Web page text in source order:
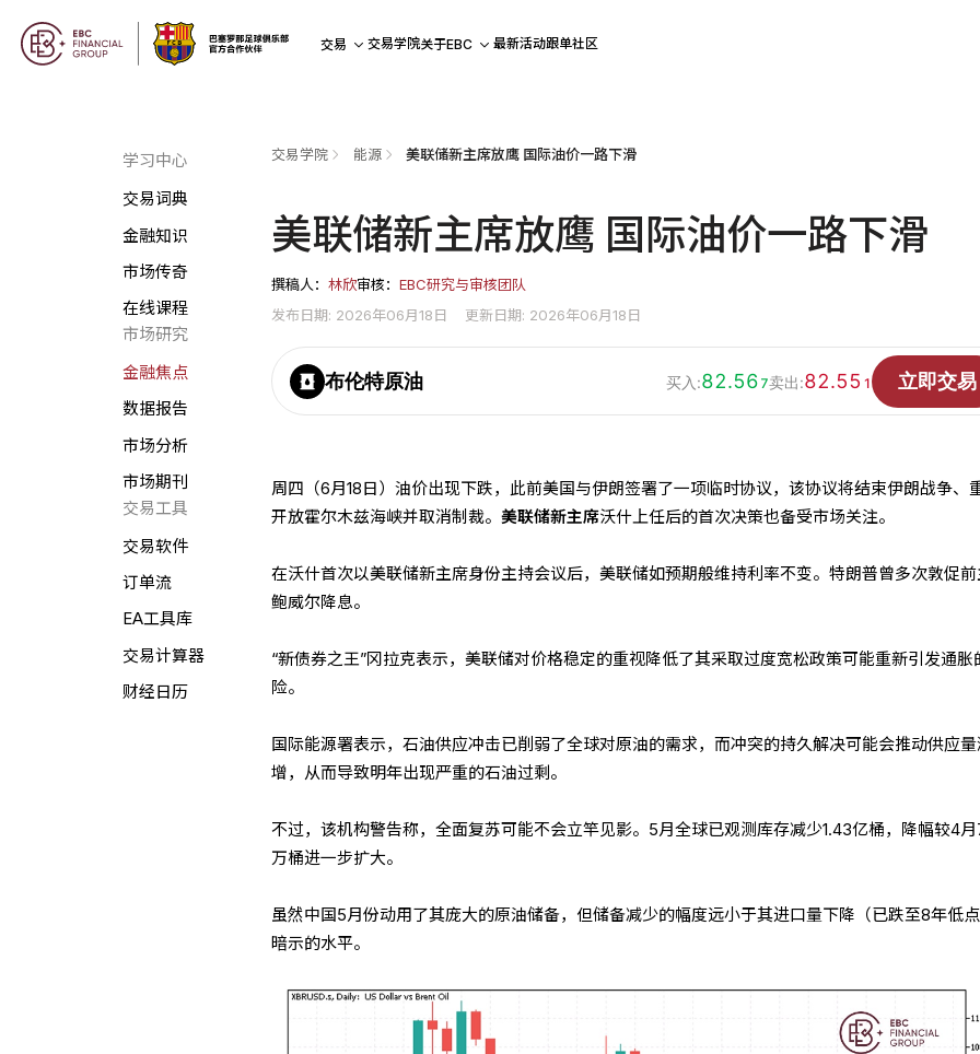
交易 交易学院关于EBC 最新活动跟单社区
学习中心
交易词典
金融知识
市场传奇
在线课程
市场研究
金融焦点
数据报告
市场分析
市场期刊
交易工具
交易软件
订单流
EA工具库
交易计算器
财经日历
交易学院 能源 美联储新主席放鹰 国际油价一路下滑
美联储新主席放鹰 国际油价一路下滑
撰稿人：林欣审核：EBC研究与审核团队
发布日期: 2026年06月18日
更新日期: 2026年06月18日
布伦特原油 买入:82.56 7卖出:82.55 1 立即交易
周四（6月18日）油价出现下跌，此前美国与伊朗签署了一项临时协议，该协议将结束伊朗战争、
开放霍尔木兹海峡并取消制裁。美联储新主席沃什上任后的首次决策也备受市场关注。
在沃什首次以美联储新主席身份主持会议后，美联储如预期般维持利率不变。特朗普曾多次敦促
鲍威尔降息。
“新债券之王”冈拉克表示，美联储对价格稳定的重视降低了其采取过度宽松政策可能重新引发通胀
险。
国际能源署表示，石油供应冲击已削弱了全球对原油的需求，而冲突的持久解决可能会推动供应量
增，从而导致明年出现严重的石油过剩。
不过，该机构警告称，全面复苏可能不会立竿见影。5月全球已观测库存减少1.43亿桶，降幅较4
万桶进一步扩大。
虽然中国5月份动用了其庞大的原油储备，但储备减少的幅度远小于其进口量下降（已跌至8年低
暗示的水平。